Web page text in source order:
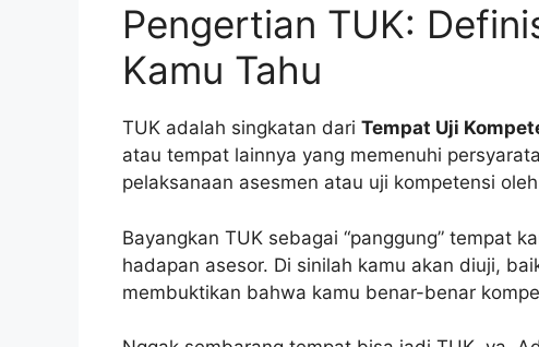
Pengertian TUK:
Kamu Tahu
TUK adalah singkatan dari Tempat Uji
atau tempat lainnya yang memenuhi
pelaksanaan asesmen atau uji kompetensi
Bayangkan TUK sebagai “panggung” tempat
hadapan asesor. Di sinilah kamu akan diuji,
membuktikan bahwa kamu benar-benar